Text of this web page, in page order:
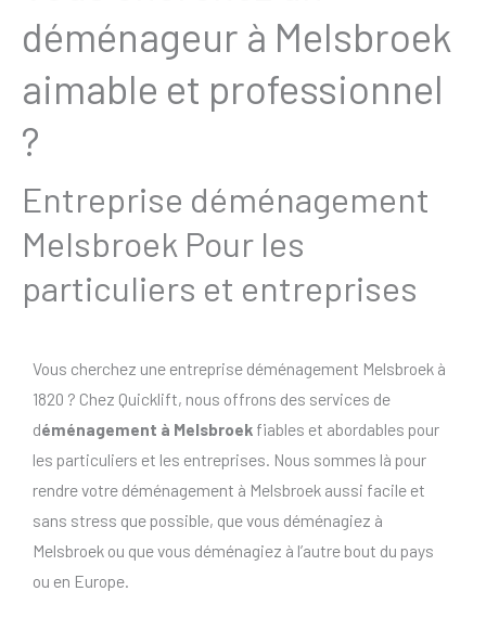
déménageur à Melsbroek
aimable et professionnel
?
Entreprise déménagement
Melsbroek Pour les
particuliers et entreprises
Vous cherchez une entreprise déménagement Melsbroek à
1820 ? Chez Quicklift, nous offrons des services de
déménagement à Melsbroek fiables et abordables pour
les particuliers et les entreprises. Nous sommes là pour
rendre votre déménagement à Melsbroek aussi facile et
sans stress que possible, que vous déménagiez à
Melsbroek ou que vous déménagiez à l’autre bout du pays
ou en Europe.